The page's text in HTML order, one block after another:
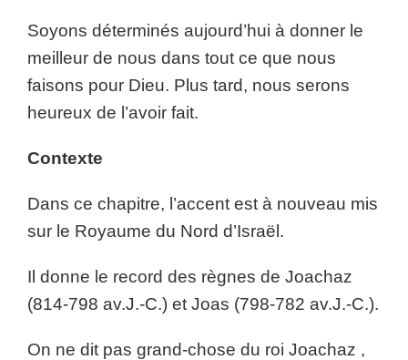
Soyons déterminés aujourd’hui à donner le
meilleur de nous dans tout ce que nous
faisons pour Dieu. Plus tard, nous serons
heureux de l’avoir fait.
Contexte
Dans ce chapitre, l’accent est à nouveau mis
sur le Royaume du Nord d’Israël.
Il donne le record des règnes de Joachaz
(814-798 av.J.-C.) et Joas (798-782 av.J.-C.).
On ne dit pas grand-chose du roi Joachaz ,